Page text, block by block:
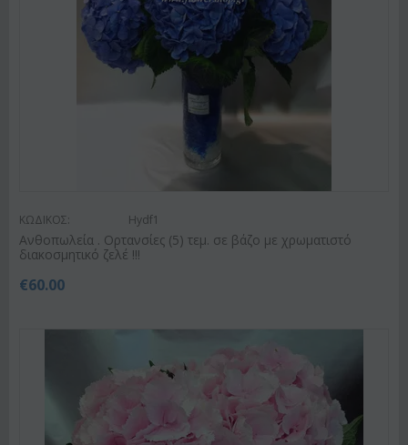
ΚΩΔΙΚΟΣ: Hydf1
Ανθοπωλεία . Ορτανσίες (5) τεμ. σε βάζο με χρωματιστό
διακοσμητικό ζελέ !!!
€60.00